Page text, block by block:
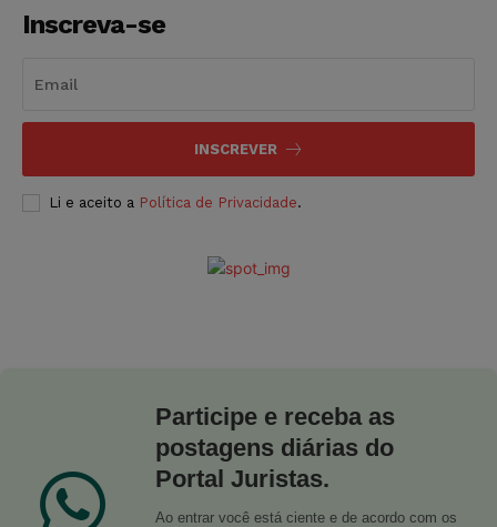
Inscreva-se
INSCREVER
Li e aceito a Política de Privacidade.
Participe e receba as
postagens diárias do
Portal Juristas.
Ao entrar você está ciente e de acordo com os